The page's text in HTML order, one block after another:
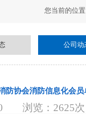
您当前的位
公司动
防协会消防信息化会员
浏览：2625次